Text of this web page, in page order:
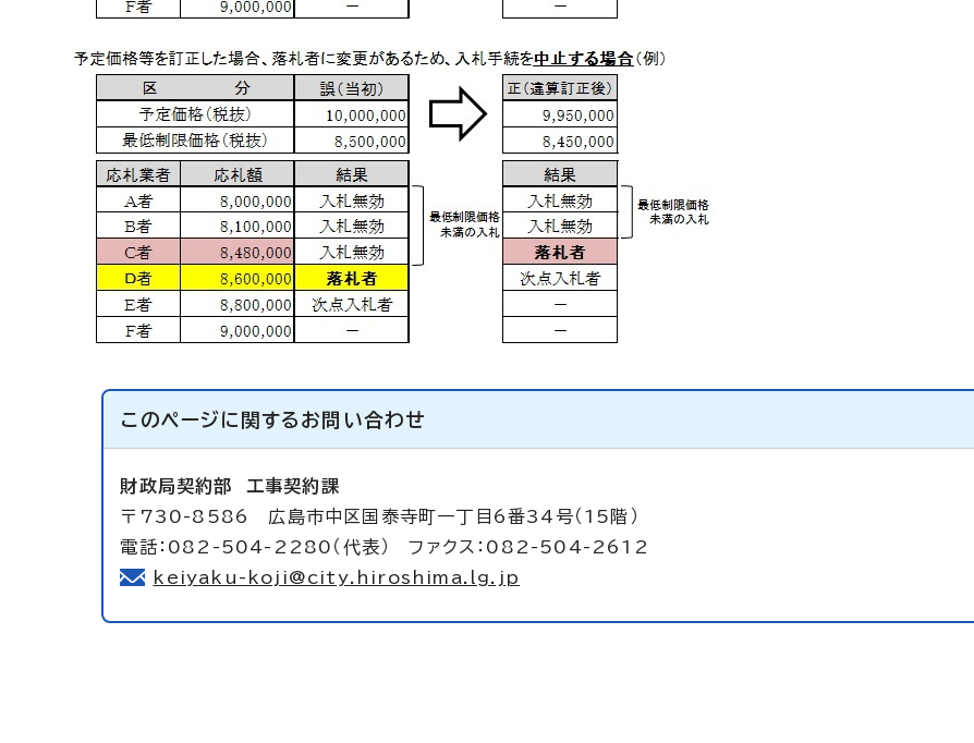
このページに関する お問い合わせ
財政局契約部 工事契約課
〒730-8586 広島市中区国泰寺町一丁目6番34号（15階）
電話：082-504-2280（代表） ファクス：082-504-2612
keiyaku-koji@city.hiroshima.lg.jp